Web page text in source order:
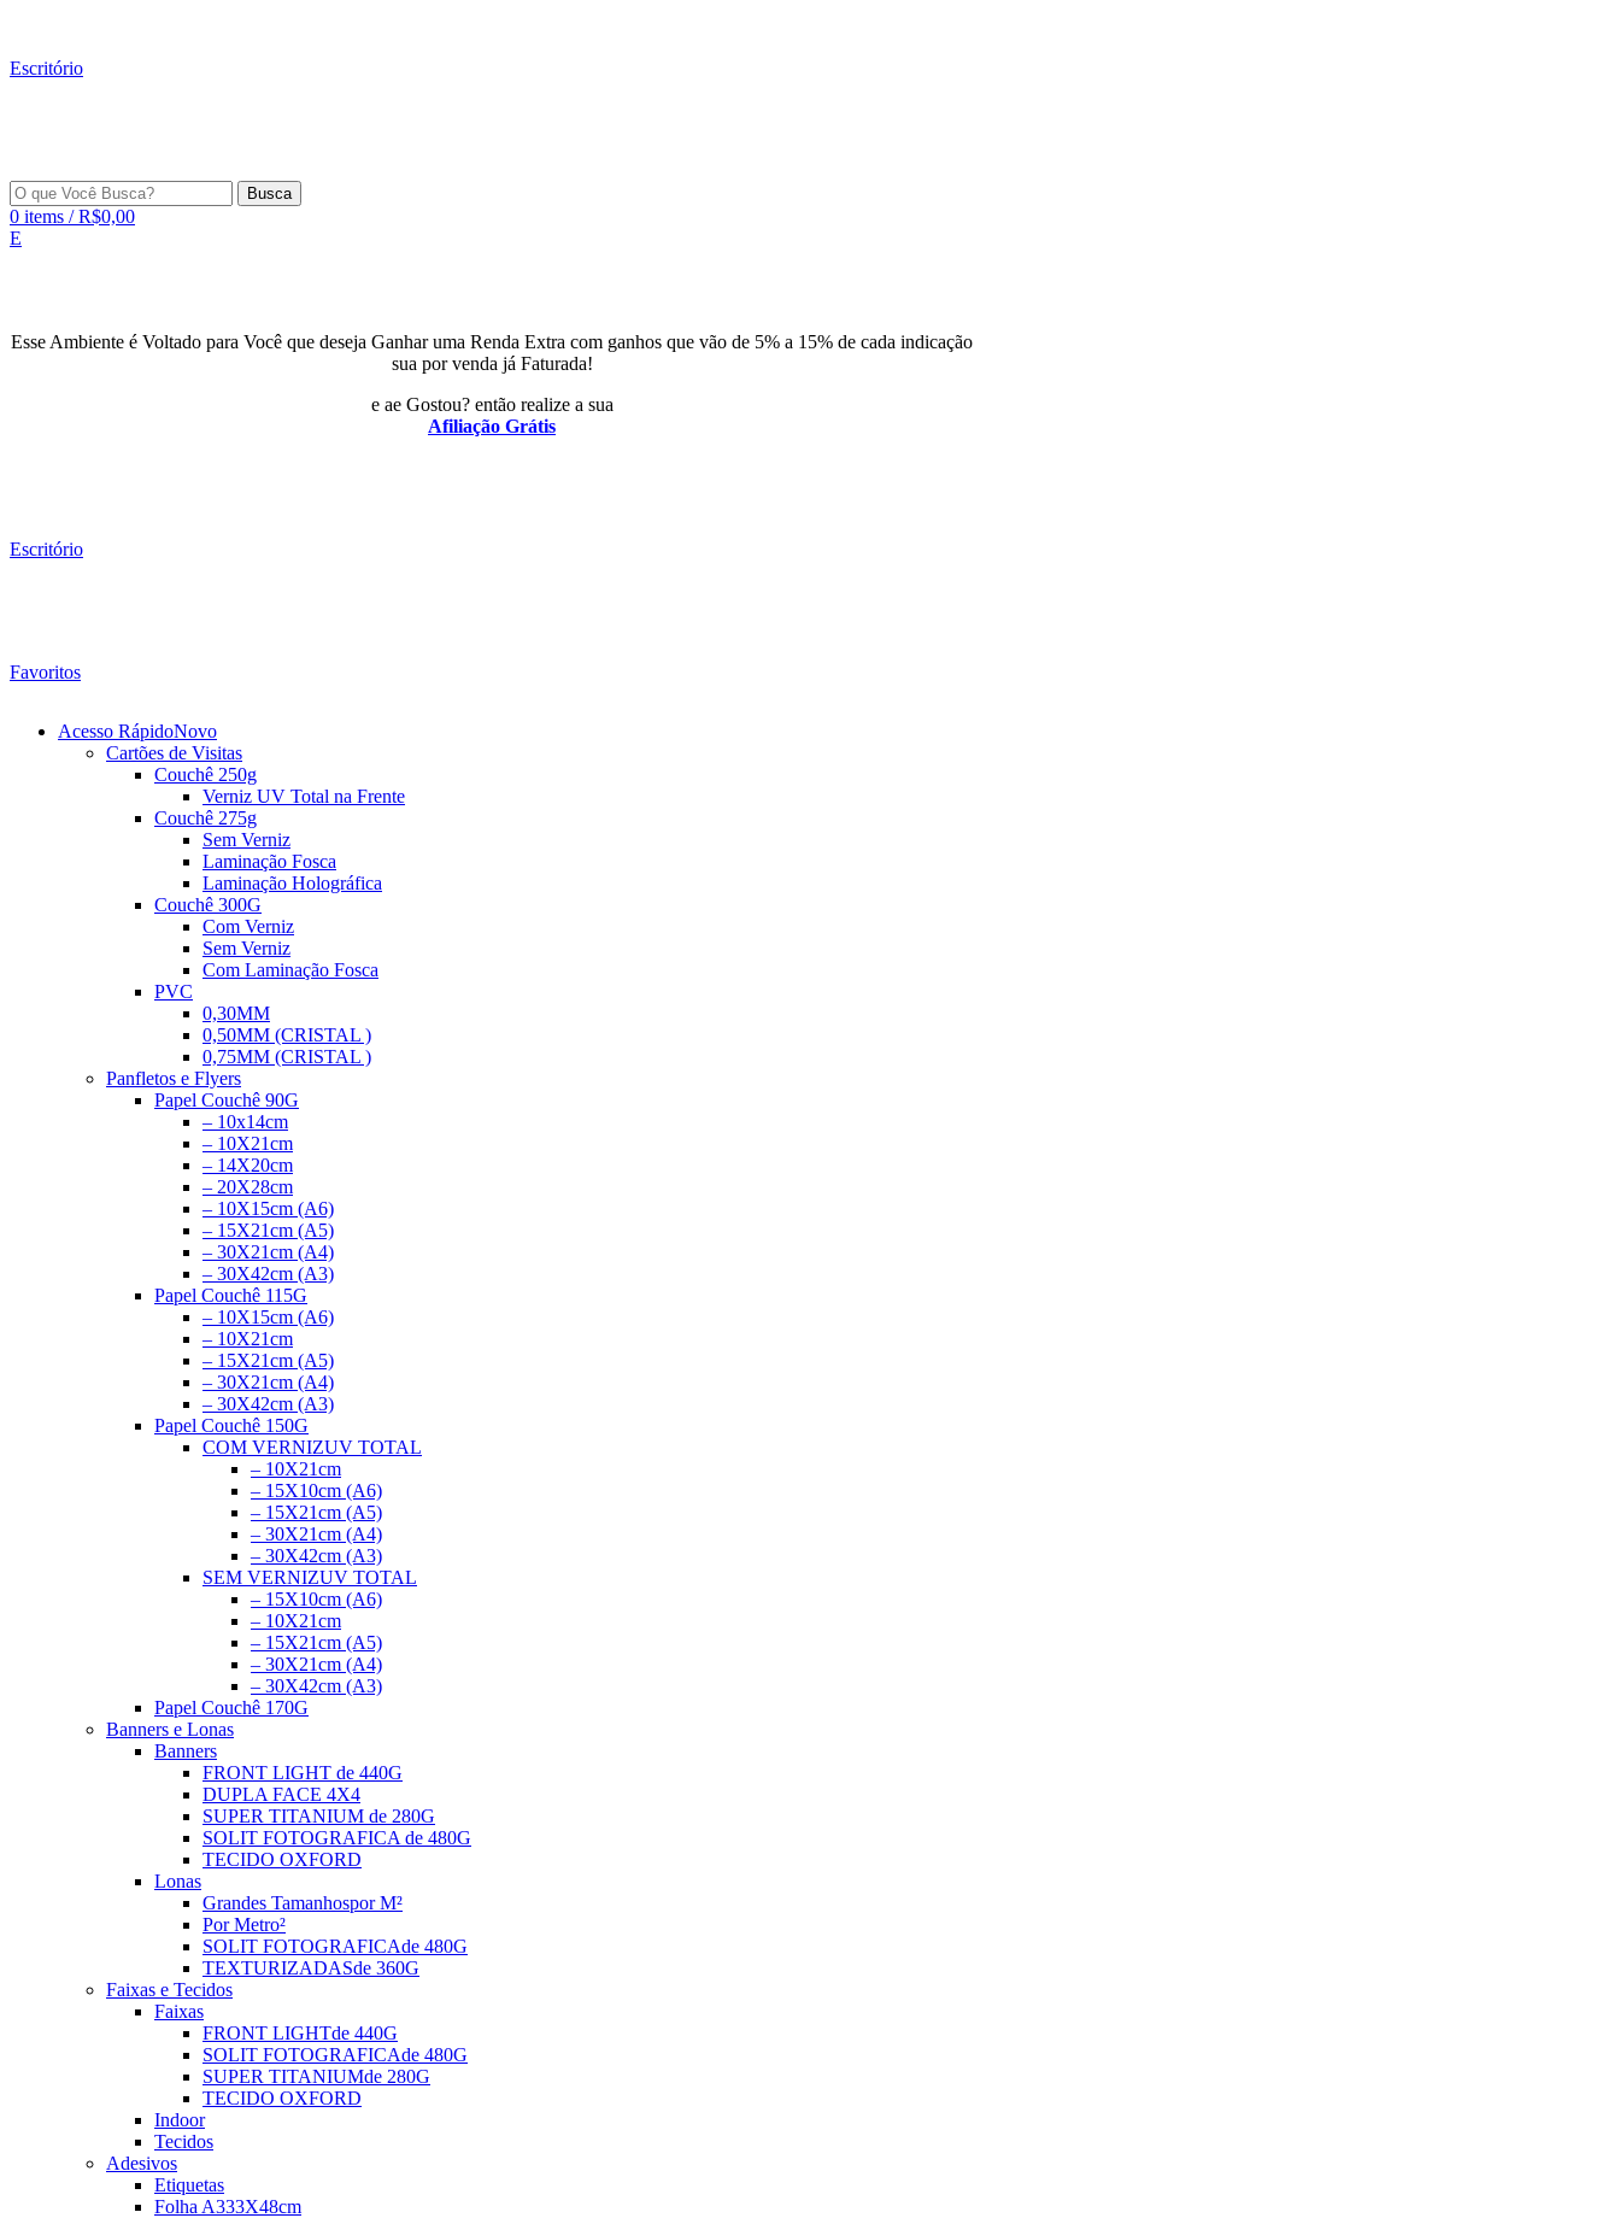
Escritório
Busca
0 items / R$0,00
E
Esse Ambiente é Voltado para Você que deseja Ganhar uma Renda Extra com ganhos que vão de 5% a 15% de cada indicação
sua por venda já Faturada!
e ae Gostou? então realize a sua
Afiliação Grátis
Escritório
Favoritos
Acesso RápidoNovo
Cartões de Visitas
Couchê 250g
Verniz UV Total na Frente
Couchê 275g
Sem Verniz
Laminação Fosca
Laminação Holográfica
Couchê 300G
Com Verniz
Sem Verniz
Com Laminação Fosca
PVC
0,30MM
0,50MM (CRISTAL )
0,75MM (CRISTAL )
Panfletos e Flyers
Papel Couchê 90G
– 10x14cm
– 10X21cm
– 14X20cm
– 20X28cm
– 10X15cm (A6)
– 15X21cm (A5)
– 30X21cm (A4)
– 30X42cm (A3)
Papel Couchê 115G
– 10X15cm (A6)
– 10X21cm
– 15X21cm (A5)
– 30X21cm (A4)
– 30X42cm (A3)
Papel Couchê 150G
COM VERNIZUV TOTAL
– 10X21cm
– 15X10cm (A6)
– 15X21cm (A5)
– 30X21cm (A4)
– 30X42cm (A3)
SEM VERNIZUV TOTAL
– 15X10cm (A6)
– 10X21cm
– 15X21cm (A5)
– 30X21cm (A4)
– 30X42cm (A3)
Papel Couchê 170G
Banners e Lonas
Banners
FRONT LIGHT de 440G
DUPLA FACE 4X4
SUPER TITANIUM de 280G
SOLIT FOTOGRAFICA de 480G
TECIDO OXFORD
Lonas
Grandes Tamanhospor M²
Por Metro²
SOLIT FOTOGRAFICAde 480G
TEXTURIZADASde 360G
Faixas e Tecidos
Faixas
FRONT LIGHTde 440G
SOLIT FOTOGRAFICAde 480G
SUPER TITANIUMde 280G
TECIDO OXFORD
Indoor
Tecidos
Adesivos
Etiquetas
Folha A333X48cm